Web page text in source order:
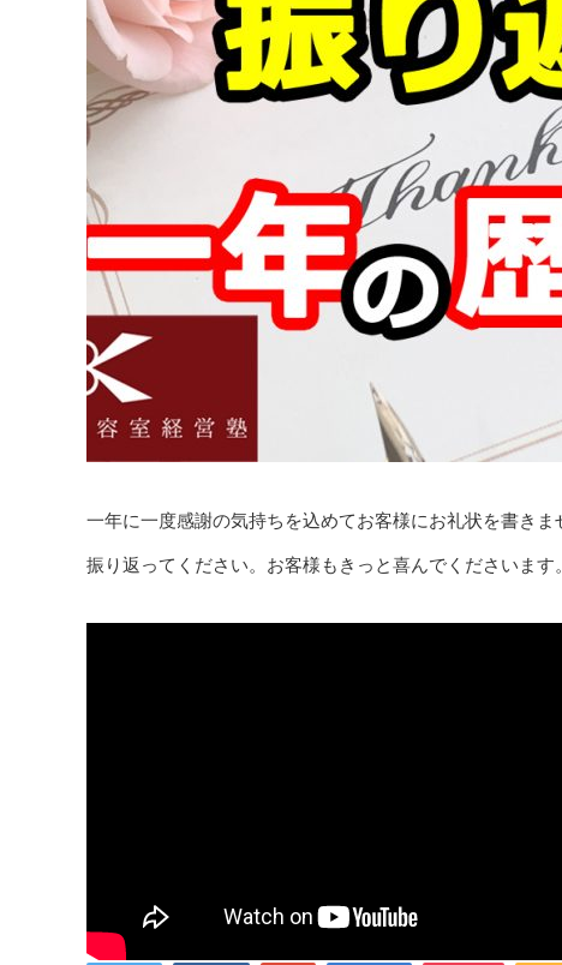
一年に一度感謝の気持ちを込めてお客様にお礼状を書き
振り返ってください。お客様もきっと喜んでくださいます。